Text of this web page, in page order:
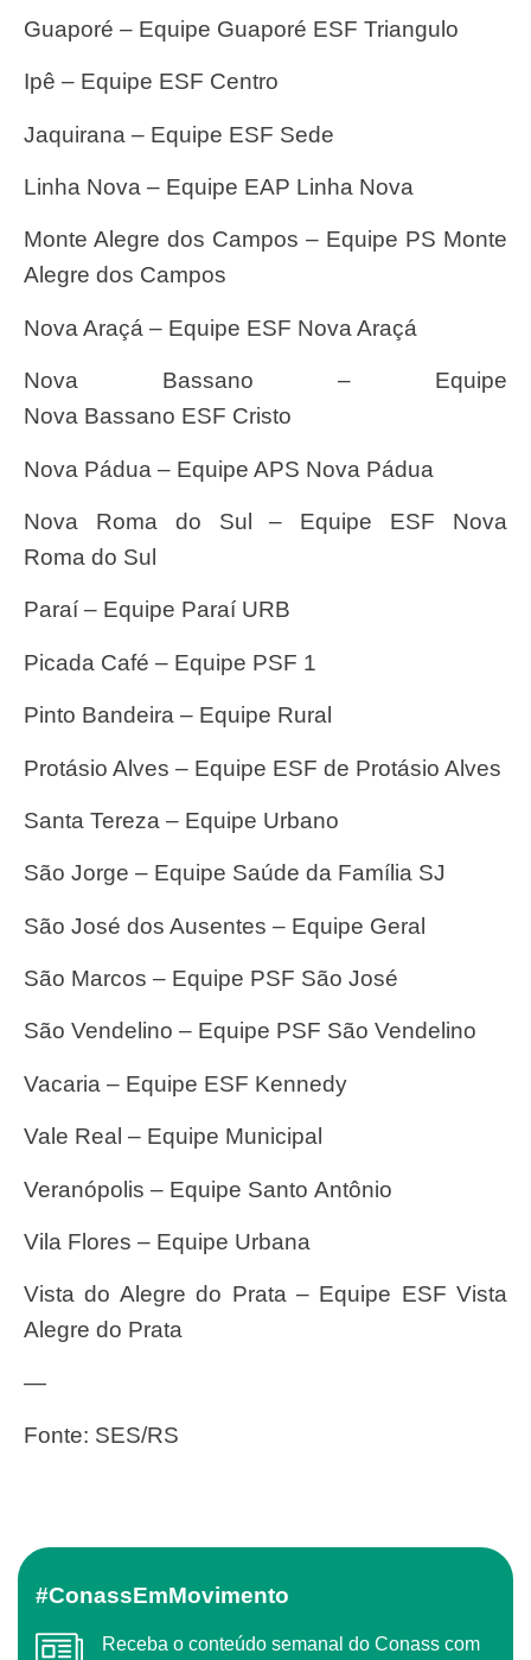
Guaporé – Equipe Guaporé ESF Triangulo
Ipê – Equipe ESF Centro
Jaquirana – Equipe ESF Sede
Linha Nova – Equipe EAP Linha Nova
Monte Alegre dos Campos – Equipe PS Monte
Alegre dos Campos
Nova Araçá – Equipe ESF Nova Araçá
Nova Bassano – Equipe
Nova Bassano ESF Cristo
Nova Pádua – Equipe APS Nova Pádua
Nova Roma do Sul – Equipe ESF Nova
Roma do Sul
Paraí – Equipe Paraí URB
Picada Café – Equipe PSF 1
Pinto Bandeira – Equipe Rural
Protásio Alves – Equipe ESF de Protásio Alves
Santa Tereza – Equipe Urbano
São Jorge – Equipe Saúde da Família SJ
São José dos Ausentes – Equipe Geral
São Marcos – Equipe PSF São José
São Vendelino – Equipe PSF São Vendelino
Vacaria – Equipe ESF Kennedy
Vale Real – Equipe Municipal
Veranópolis – Equipe Santo Antônio
Vila Flores – Equipe Urbana
Vista do Alegre do Prata – Equipe ESF Vista
Alegre do Prata
—
Fonte: SES/RS
#ConassEmMovimento
Receba o conteúdo semanal do Conass com